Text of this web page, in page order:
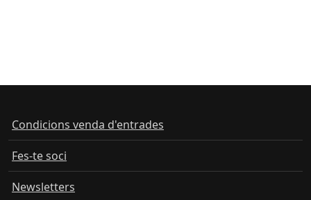
Condicions venda d'entrades
Fes-te soci
Newsletters